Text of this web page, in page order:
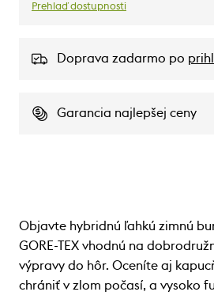
Prehlaď dostupnosti
Doprava zadarmo po
Garancia najlepšej ceny
Objavte hybridnú ľahkú zimnú
GORE-TEX vhodnú na
výpravy do hôr. Oceníte aj
chrániť v zlom počasí, a vysoko